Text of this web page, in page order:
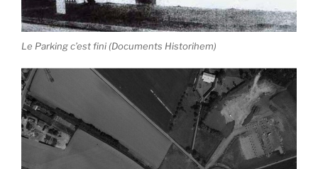
Le Parking c’est fini (Documents Historihem)